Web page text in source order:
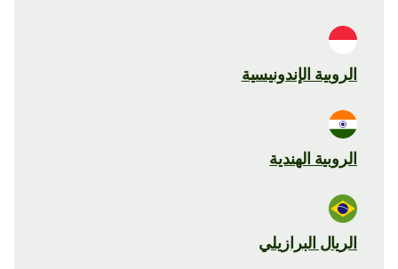
الروبية الإندونيسية
الروبية الهندية
الريال البرازيلي